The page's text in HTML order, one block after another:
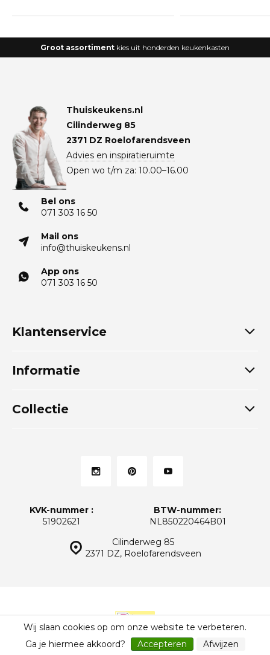
Groot assortiment kies uit honderden keukenkasten
Thuiskeukens.nl
Cilinderweg 85
2371 DZ Roelofarendsveen
Advies en inspiratieruimte
Open wo t/m za: 10.00–16.00
Bel ons
071 303 16 50
Mail ons
info@thuiskeukens.nl
App ons
071 303 16 50
Klantenservice
Informatie
Collectie
Cilinderweg 85
2371 DZ, Roelofarendsveen
KVK-nummer :
51902621
BTW-nummer:
NL850220464B01
© Thuiskeukens.nl Sitemap
Wij slaan cookies op om onze website te verbeteren.
Ga je hiermee akkoord?
Accepteren Afwijzen